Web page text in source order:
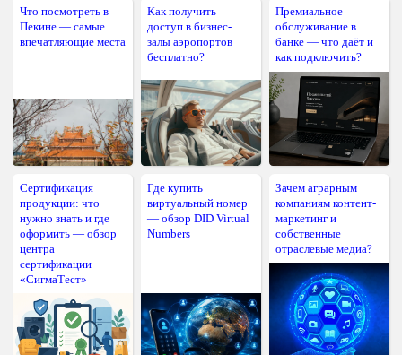
Что посмотреть в
Пекине — самые
впечатляющие места
Как получить
доступ в бизнес-
залы аэропортов
бесплатно?
Премиальное
обслуживание в
банке — что даёт и
как подключить?
Сертификация
продукции: что
нужно знать и где
оформить — обзор
центра
сертификации
«СигмаТест»
Где купить
виртуальный номер
— обзор DID Virtual
Numbers
Зачем аграрным
компаниям контент-
маркетинг и
собственные
отраслевые медиа?